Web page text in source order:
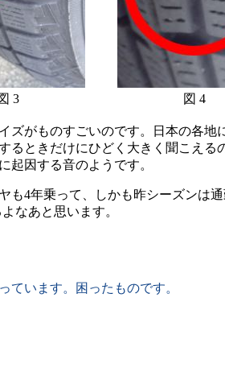
3 図 4
がものすごいのです。日本の各地
ときだけにひどく大きく聞こえ
起因する音のようです。
4年乗って、しかも昨シーズンは
なあと思います。
います。困ったものです。